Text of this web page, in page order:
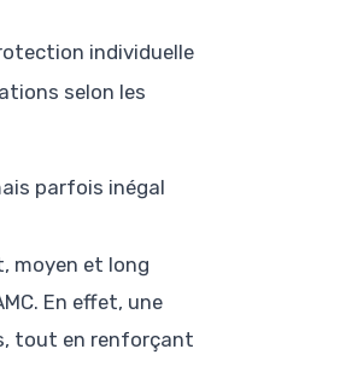
individuelle
selon les
parfois inégal
moyen et long
En effet, une
tout en renforçant